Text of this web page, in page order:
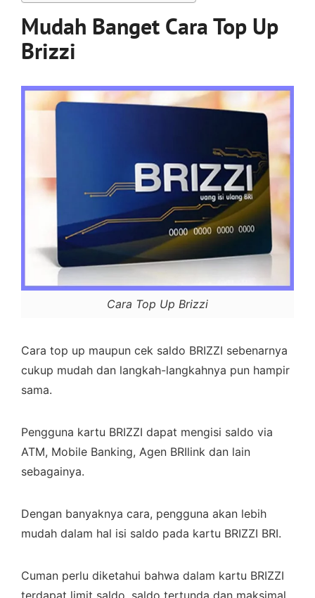
Mudah Banget Cara Top Up
Brizzi
Cara Top Up Brizzi
Cara top up maupun cek saldo BRIZZI sebenarnya
cukup mudah dan langkah-langkahnya pun hampir
sama.
Pengguna kartu BRIZZI dapat mengisi saldo via
ATM, Mobile Banking, Agen BRIlink dan lain
sebagainya.
Dengan banyaknya cara, pengguna akan lebih
mudah dalam hal isi saldo pada kartu BRIZZI BRI.
Cuman perlu diketahui bahwa dalam kartu BRIZZI
terdapat limit saldo, saldo tertunda dan maksimal